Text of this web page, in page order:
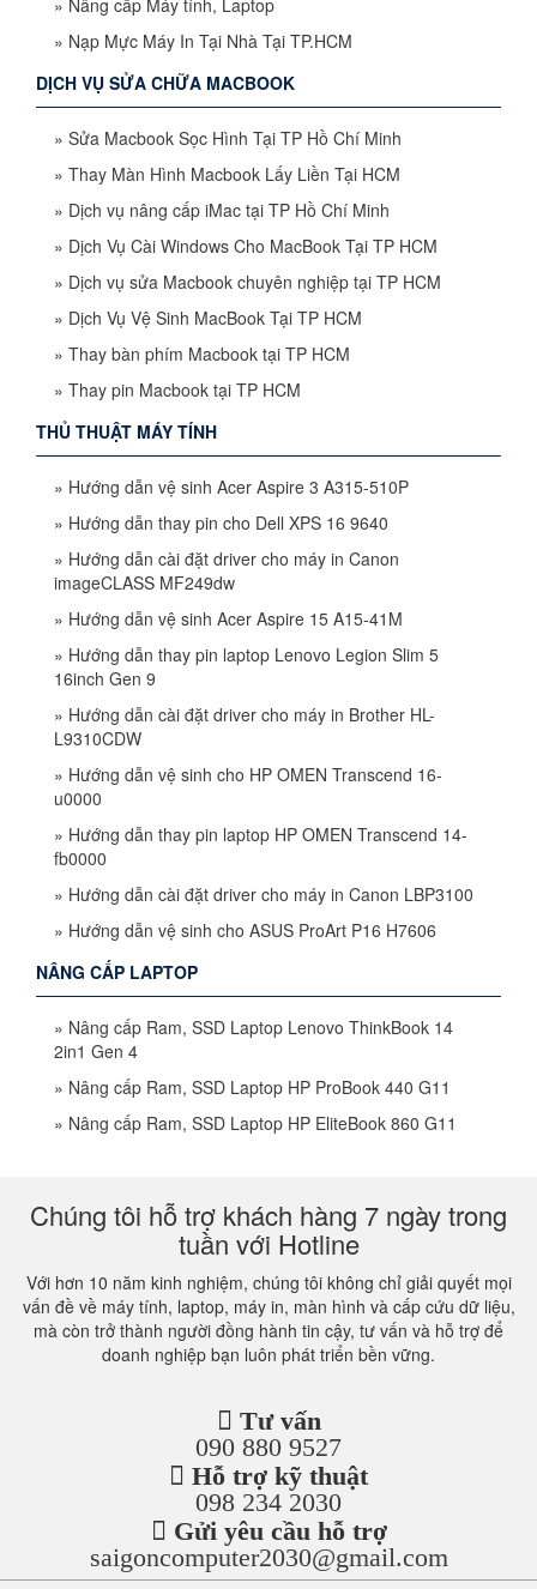
» Nâng cấp Máy tính, Laptop
» Nạp Mực Máy In Tại Nhà Tại TP.HCM
DỊCH VỤ SỬA CHỮA MACBOOK
» Sửa Macbook Sọc Hình Tại TP Hồ Chí Minh
» Thay Màn Hình Macbook Lấy Liền Tại HCM
» Dịch vụ nâng cấp iMac tại TP Hồ Chí Minh
» Dịch Vụ Cài Windows Cho MacBook Tại TP HCM
» Dịch vụ sửa Macbook chuyên nghiệp tại TP HCM
» Dịch Vụ Vệ Sinh MacBook Tại TP HCM
» Thay bàn phím Macbook tại TP HCM
» Thay pin Macbook tại TP HCM
THỦ THUẬT MÁY TÍNH
» Hướng dẫn vệ sinh Acer Aspire 3 A315-510P
» Hướng dẫn thay pin cho Dell XPS 16 9640
» Hướng dẫn cài đặt driver cho máy in Canon
imageCLASS MF249dw
» Hướng dẫn vệ sinh Acer Aspire 15 A15-41M
» Hướng dẫn thay pin laptop Lenovo Legion Slim 5
16inch Gen 9
» Hướng dẫn cài đặt driver cho máy in Brother HL-
L9310CDW
» Hướng dẫn vệ sinh cho HP OMEN Transcend 16-
u0000
» Hướng dẫn thay pin laptop HP OMEN Transcend 14-
fb0000
» Hướng dẫn cài đặt driver cho máy in Canon LBP3100
» Hướng dẫn vệ sinh cho ASUS ProArt P16 H7606
NÂNG CẤP LAPTOP
» Nâng cấp Ram, SSD Laptop Lenovo ThinkBook 14
2in1 Gen 4
» Nâng cấp Ram, SSD Laptop HP ProBook 440 G11
» Nâng cấp Ram, SSD Laptop HP EliteBook 860 G11
Chúng tôi hỗ trợ khách hàng 7 ngày trong
tuần với Hotline
Với hơn 10 năm kinh nghiệm, chúng tôi không chỉ giải quyết mọi
vấn đề về máy tính, laptop, máy in, màn hình và cấp cứu dữ liệu,
mà còn trở thành người đồng hành tin cậy, tư vấn và hỗ trợ để
doanh nghiệp bạn luôn phát triển bền vững.
Tư vấn
090 880 9527
Hỗ trợ kỹ thuật
098 234 2030
Gửi yêu cầu hỗ trợ
saigoncomputer2030@gmail.com